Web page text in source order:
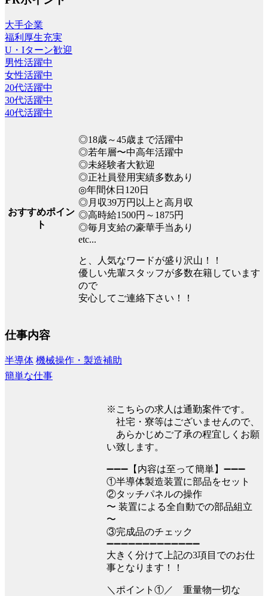
大手企業
福利厚生充実
U・Iターン歓迎
男性活躍中
女性活躍中
20代活躍中
30代活躍中
40代活躍中
おすすめポイン
ト
◎18歳～45歳まで活躍中
◎若年層〜中高年活躍中
◎未経験者大歓迎
◎正社員登用実績多数あり
◎年間休日120日
◎月収39万円以上と高月収
◎高時給1500円～1875円
◎毎月支給の豪華手当あり
etc...
と、人気なワードが盛り沢山！！
優しい先輩スタッフが多数在籍しています
ので
安心してご連絡下さい！！
仕事内容
半導体 機械操作・製造補助
簡単な仕事
※こちらの求人は通勤案件です。
社宅・寮等はございませんので、
あらかじめご了承の程宜しくお願
い致します。
➖➖➖【内容は至って簡単】➖➖➖
①半導体製造装置に部品をセット
②タッチパネルの操作
〜 装置による全自動での部品組立
〜
③完成品のチェック
➖➖➖➖➖➖➖➖➖➖➖➖➖
大きく分けて上記の3項目でのお仕
事となります！！
＼ポイント①／ 重量物一切な